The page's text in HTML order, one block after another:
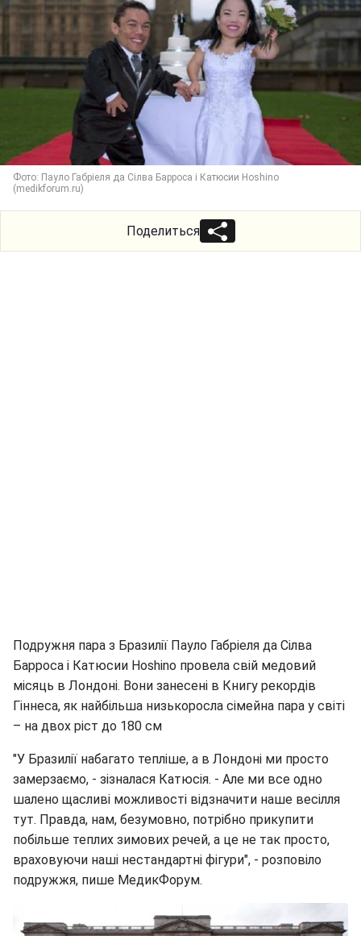
Фото: Пауло Габріеля да Сілва Барроса і Катюсии Hoshino
(medikforum.ru)
Поделиться
Подружня пара з Бразилії Пауло Габріеля да Сілва
Барроса і Катюсии Hoshino провела свій медовий
місяць в Лондоні. Вони занесені в Книгу рекордів
Гіннеса, як найбільша низькоросла сімейна пара у світі
– на двох ріст до 180 см
"У Бразилії набагато тепліше, а в Лондоні ми просто
замерзаємо, - зізналася Катюсiя. - Але ми все одно
шалено щасливі можливості відзначити наше весілля
тут. Правда, нам, безумовно, потрібно прикупити
побільше теплих зимових речей, а це не так просто,
враховуючи наші нестандартні фігури", - розповіло
подружжя, пише МедикФорум.